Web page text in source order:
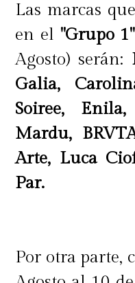
Las marcas
en el "Grupo 1"
Agosto) serán:
Galia,
Soiree, Enila,
Mardu,
Arte, Luca
Par.
Por otra parte,